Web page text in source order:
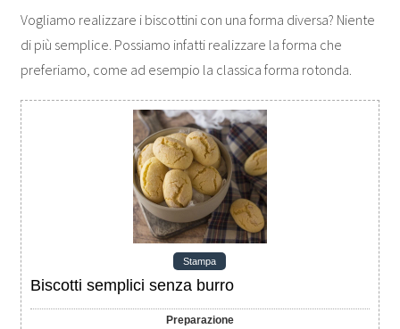
Vogliamo realizzare i biscottini con una forma diversa? Niente
di più semplice. Possiamo infatti realizzare la forma che
preferiamo, come ad esempio la classica forma rotonda.
Stampa
Biscotti semplici senza burro
Preparazione